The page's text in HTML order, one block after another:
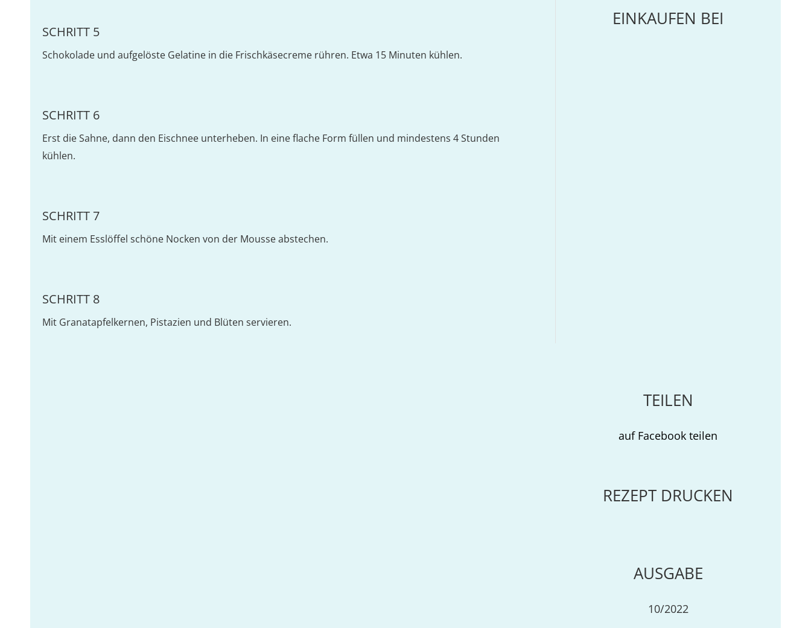
SCHRITT 5
Schokolade und aufgelöste Gelatine in die Frischkäsecreme rühren. Etwa 15 Minuten kühlen.
SCHRITT 6
Erst die Sahne, dann den Eischnee unterheben. In eine flache Form füllen und mindestens 4 Stunden
kühlen.
SCHRITT 7
Mit einem Esslöffel schöne Nocken von der Mousse abstechen.
SCHRITT 8
Mit Granatapfelkernen, Pistazien und Blüten servieren.
EINKAUFEN BEI
TEILEN
auf Facebook teilen
REZEPT DRUCKEN
AUSGABE
10/2022